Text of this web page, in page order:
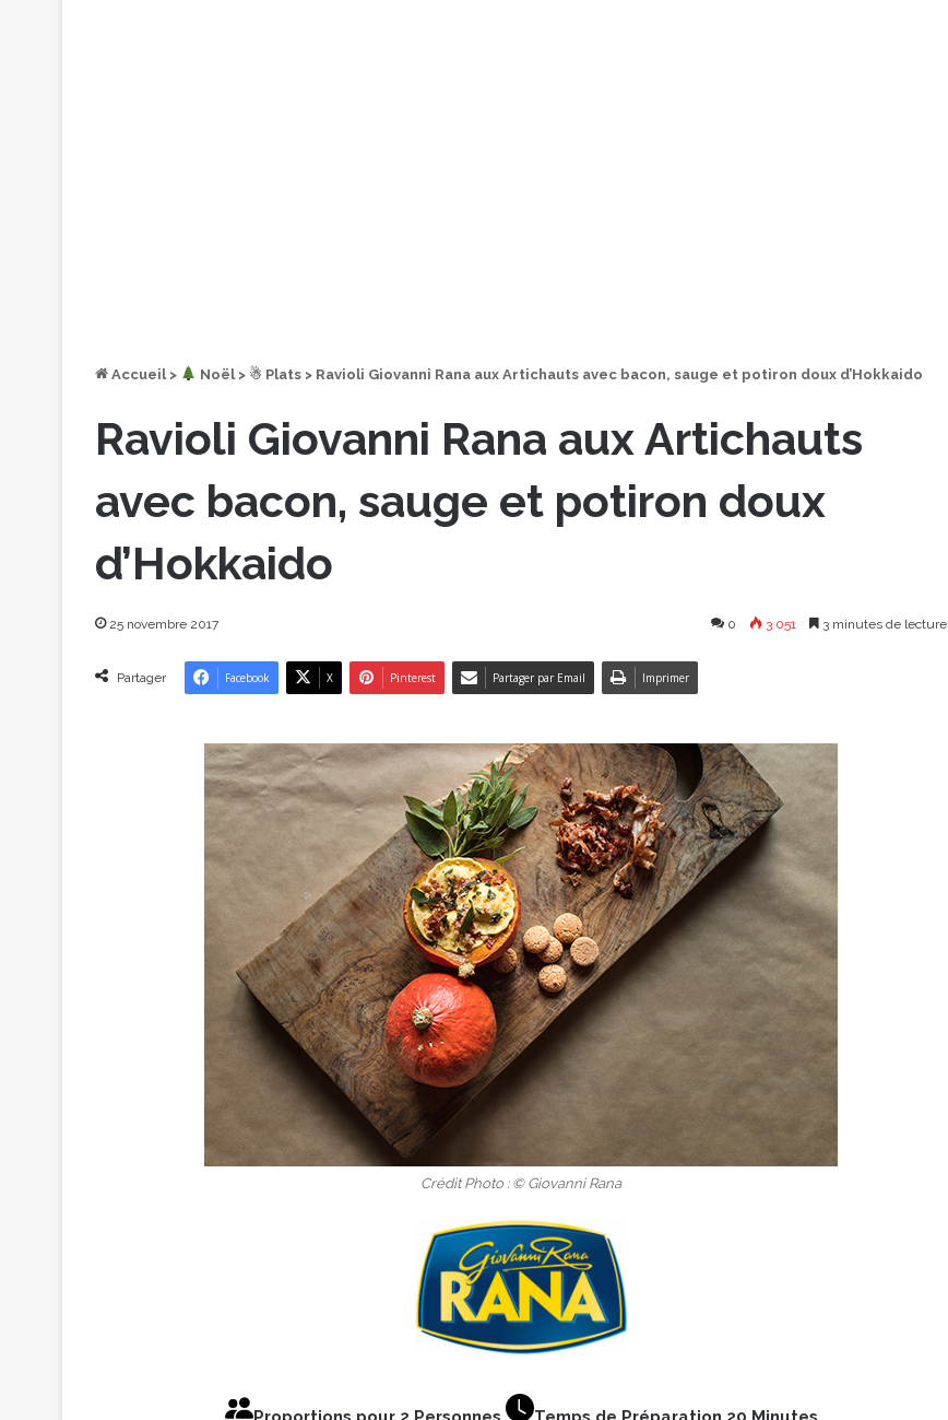
Accueil > ︎ Noël > ☃ Plats > Ravioli Giovanni Rana aux Artichauts avec bacon, sauge et potiron doux d’Hokkaido
Ravioli Giovanni Rana aux Artichauts
avec bacon, sauge et potiron doux
d’Hokkaido
25 novembre 2017 0 3 051 3 minutes de lecture
Partager Facebook X Pinterest Partager par Email Imprimer
Crédit Photo : © Giovanni Rana